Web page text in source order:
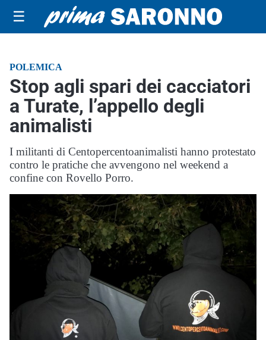
☰
POLEMICA
Stop agli spari dei cacciatori
a Turate, l’appello degli
animalisti
I militanti di Centopercentoanimalisti hanno protestato
contro le pratiche che avvengono nel weekend a
confine con Rovello Porro.